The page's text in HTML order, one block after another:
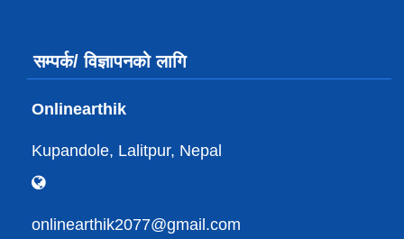
सम्पर्क/ विज्ञापनको लागि
Onlinearthik
Kupandole, Lalitpur, Nepal
onlinearthik2077@gmail.com